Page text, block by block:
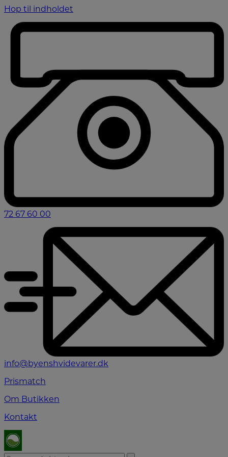
Hop til indholdet
72 67 60 00
info@byenshvidevarer.dk
Prismatch
Om Butikken
Kontakt